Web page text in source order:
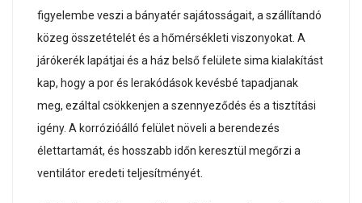
figyelembe veszi a bányatér sajátosságait, a szállítandó
közeg összetételét és a hőmérsékleti viszonyokat. A
járókerék lapátjai és a ház belső felülete sima kialakítást
kap, hogy a por és lerakódások kevésbé tapadjanak
meg, ezáltal csökkenjen a szennyeződés és a tisztítási
igény. A korrózióálló felület növeli a berendezés
élettartamát, és hosszabb időn keresztül megőrzi a
ventilátor eredeti teljesítményét.